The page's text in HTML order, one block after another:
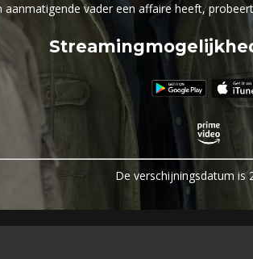
vader een affaire heeft,
De verschijningsdatum is